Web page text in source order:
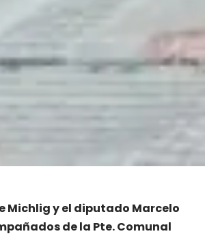
Michlig y el diputado Marcelo
de la Pte. Comunal